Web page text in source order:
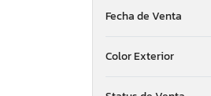
Jnho
Johndeere
Fecha de Venta
Color Exterior